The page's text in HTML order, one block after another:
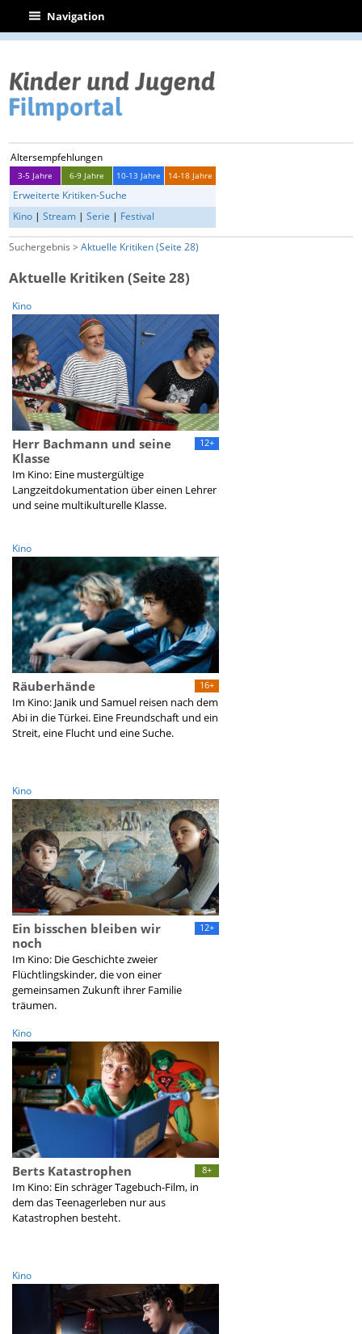
| Navigation
Altersempfehlungen
3-5 Jahre 6-9 Jahre 10-13 Jahre 14-18 Jahre
Erweiterte Kritiken-Suche
Kino |Stream |Serie | Festival
Suchergebnis >Aktuelle Kritiken (Seite 28)
Aktuelle Kritiken (Seite 28)
Kino
12+
Herr Bachmann und seine
Klasse
Im Kino: Eine mustergültige
Langzeitdokumentation über einen Lehrer
und seine multikulturelle Klasse.
Kino
16+
Räuberhände
Im Kino: Janik und Samuel reisen nach dem
Abi in die Türkei. Eine Freundschaft und ein
Streit, eine Flucht und eine Suche.
Kino
12+
Ein bisschen bleiben wir
noch
Im Kino: Die Geschichte zweier
Flüchtlingskinder, die von einer
gemeinsamen Zukunft ihrer Familie
träumen.
Kino
8+
Berts Katastrophen
Im Kino: Ein schräger Tagebuch-Film, in
dem das Teenagerleben nur aus
Katastrophen besteht.
Kino